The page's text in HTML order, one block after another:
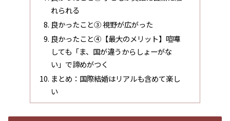
れられる
良かったこと③ 視野が広がった
良かったこと④【最大のメリット】喧嘩
しても「ま、国が違うからしょーがな
い」で諦めがつく
まとめ：国際結婚はリアルも含めて楽し
い